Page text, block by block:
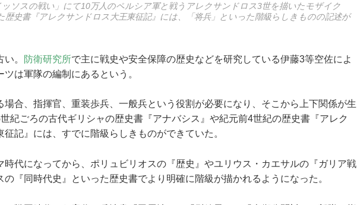
ッソスの戦い」にて10万人のペルシア軍と戦うアレクサンドロス3世を描いたモザイク
歴史書『アレクサンドロス大王東征記』には、「将兵」といった階級らしきものの記述が
。 防衛研究所で主に戦史や安全保障の歴史などを研究している伊藤3等空佐によ
ツは軍隊の編制にあるという。
合、指揮官、重装歩兵、一般兵という役割が必要になり、そこから上下関係が生
紀ごろの古代ギリシャの歴史書『アナバシス』や紀元前4世紀の歴史書『アレク
征記』には、すでに階級らしきものができていた。
代になってから、ポリュビリオスの『歴史』やユリウス・カエサルの『ガリア戦
の『同時代史』といった歴史書でより明確に階級が描かれるようになった。